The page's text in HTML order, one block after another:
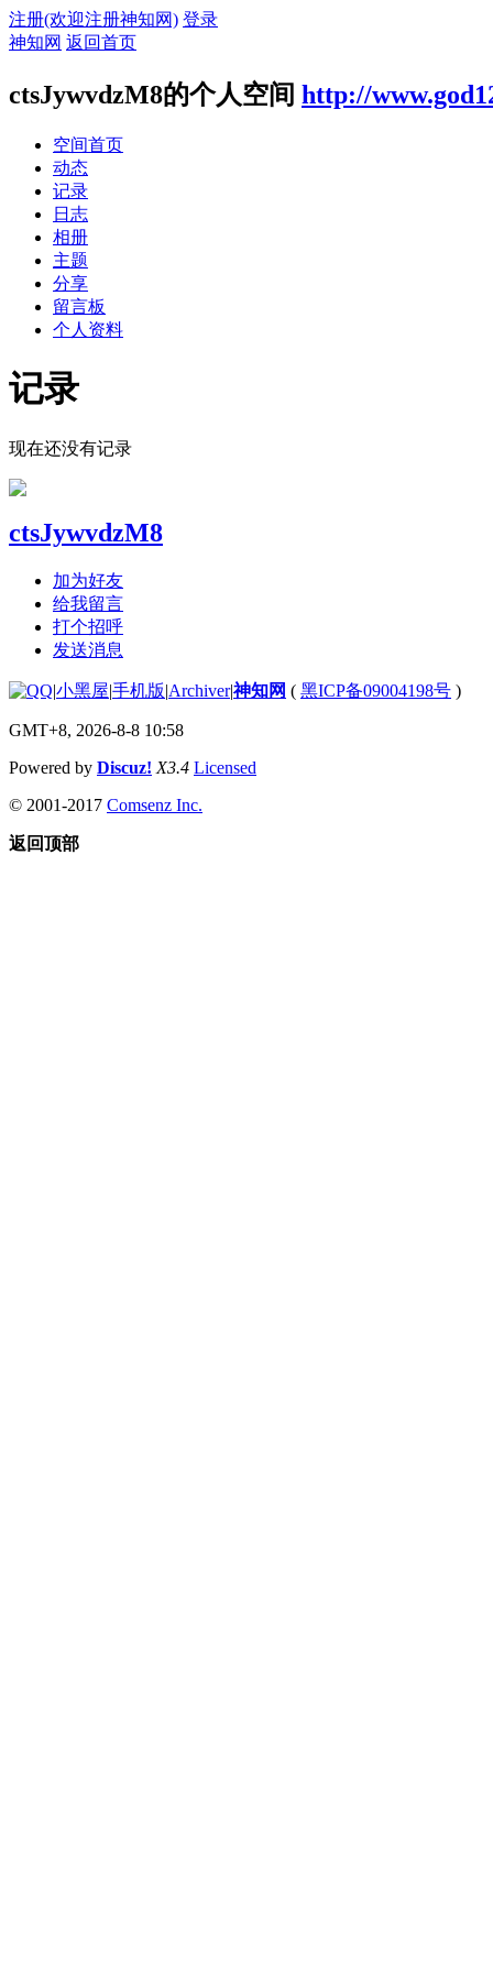
注册(欢迎注册神知网) 登录
神知网 返回首页
ctsJywvdzM8的个人空间 http://
空间首页
动态
记录
日志
相册
主题
分享
留言板
个人资料
记录
现在还没有记录
ctsJywvdzM8
加为好友
给我留言
打个招呼
发送消息
|小黑屋|手机版|Archiver|神知网 ( 黑ICP备09004198号 )
GMT+8, 2026-8-8 10:58
Powered by Discuz! X3.4 Licensed
© 2001-2017 Comsenz Inc.
返回顶部